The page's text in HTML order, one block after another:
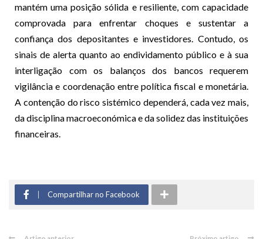
mantém uma posição sólida e resiliente, com capacidade
comprovada para enfrentar choques e sustentar a
confiança dos depositantes e investidores. Contudo, os
sinais de alerta quanto ao endividamento público e à sua
interligação com os balanços dos bancos requerem
vigilância e coordenação entre política fiscal e monetária.
A contenção do risco sistémico dependerá, cada vez mais,
da disciplina macroeconómica e da solidez das instituições
financeiras.
Compartilhar no Facebook